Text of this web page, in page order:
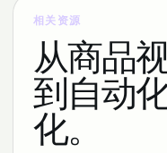
相关资源
从商品
到自动
化。